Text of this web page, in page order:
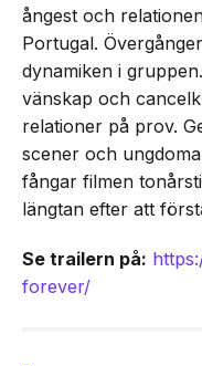
ångest och
Portugal.
dynamiken i
vänskap och
relationer på prov.
scener och
fångar filmen
längtan efter att
Se trailern på:
forever/